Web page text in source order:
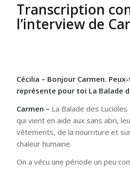
Transcription
l’interview de
Cécilia – Bonjour Carmen.
représente pour toi La Balade
Carmen – La Balade des
qui vient en aide aux sans abri,
vêtements, de la nourriture et
chaleur humaine.
On a vécu une période un peu